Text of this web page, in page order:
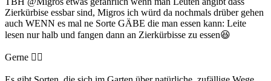
Zierkürbise essbar sind, Migros ich würd da nochmals drüber gehen
auch WENN es mal ne Sorte GÄBE die man essen kann: Leite
lesen nur halb und fangen dann an Zierkürbisse zu essen😆
Gerne 👍🏻